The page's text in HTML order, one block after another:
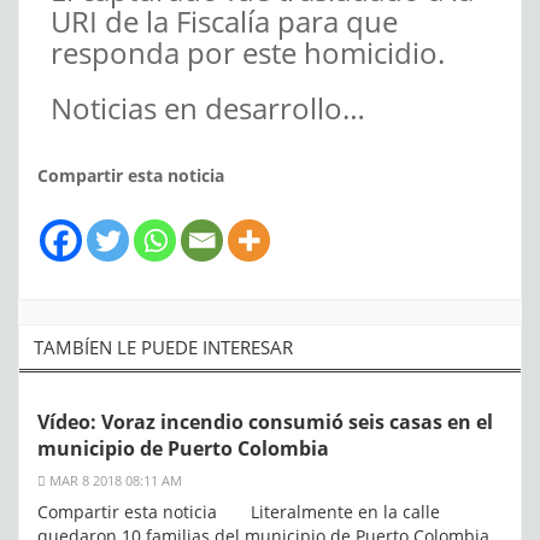
URI de la Fiscalía para que
responda por este homicidio.
Noticias en desarrollo…
Compartir esta noticia
TAMBÍEN LE PUEDE INTERESAR
Vídeo: Voraz incendio consumió seis casas en el
municipio de Puerto Colombia
MAR 8 2018 08:11 AM
Compartir esta noticia Literalmente en la calle